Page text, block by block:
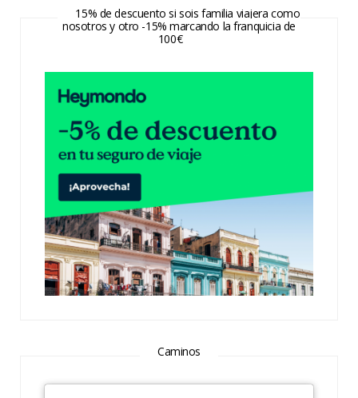
15% de descuento si sois familia viajera como
nosotros y otro -15% marcando la franquicia de
100€
Caminos